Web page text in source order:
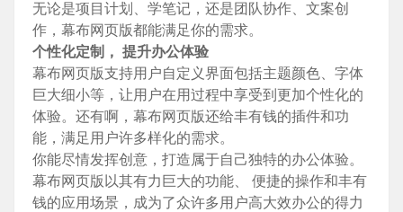
无论是项目计划、学笔记，还是团队协作、文案创
作，幕布网页版都能满足你的需求。
个性化定制， 提升办公体验
幕布网页版支持用户自定义界面包括主题颜色、字体
巨大细小等，让用户在用过程中享受到更加个性化的
体验。还有啊，幕布网页版还给丰有钱的插件和功
能，满足用户许多样化的需求。
你能尽情发挥创意，打造属于自己独特的办公体验。
幕布网页版以其有力巨大的功能、 便捷的操作和丰有
钱的应用场景，成为了众许多用户高大效办公的得力